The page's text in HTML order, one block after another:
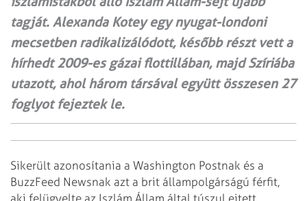
tagját. Alexanda Kotey egy nyugat-londoni
mecsetben radikalizálódott, később részt vett a
hírhedt 2009-es gázai flottillában, majd Szíriába
utazott, ahol három társával együtt összesen 27
foglyot fejeztek le.
Sikerült azonosítania a Washington Postnak és a
BuzzFeed Newsnak azt a brit állampolgárságú férfit,
aki felügyelte az Iszlám Állam által túszul ejtett